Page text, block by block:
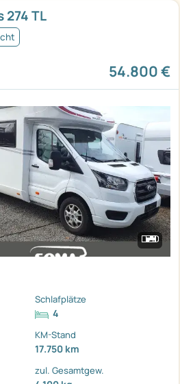
274 TL
54.800 €
Schlafplätze
4
KM-Stand
17.750 km
zul. Gesamtgew.